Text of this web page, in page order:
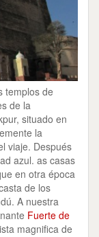
templos de
de la
situado en
la
viaje. Después
azul. as casas
en otra época
de los
A nuestra
Fuerte de
magnifica de